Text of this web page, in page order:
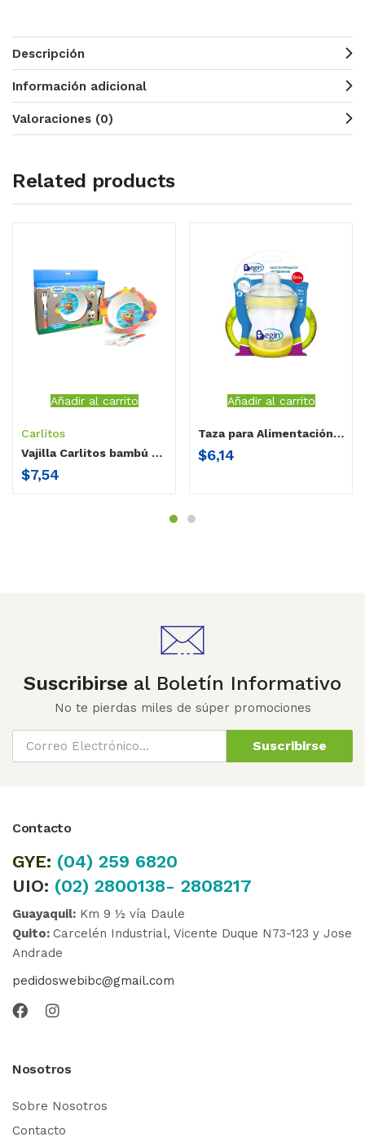
Descripción
Información adicional
Valoraciones (0)
Related products
Añadir al carrito
Carlitos
Vajilla Carlitos bambú / 3 piezas Gori
$7,54
Añadir al carrito
Taza para Alimentación 180ml
$6,14
Suscribirse al Boletín Informativo
No te pierdas miles de súper promociones
Suscribirse
Contacto
GYE: (04) 259 6820
UIO: (02) 2800138- 2808217
Guayaquil: Km 9 ½ vía Daule
Quito: Carcelén Industrial, Vicente Duque N73-123 y Jose
Andrade
pedidoswebibc@gmail.com
Nosotros
Sobre Nosotros
Contacto